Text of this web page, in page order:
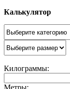
Калькулятор
Килограммы:
Метры: